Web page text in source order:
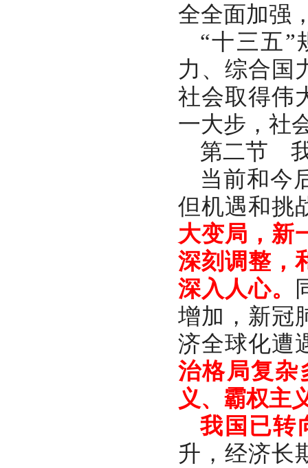
全全面加强
“十三五”
力、综合国
社会取得伟
一大步，社
第二节
当前和今
但机遇和挑
大变局，新
深刻调整，
深入人心。
增加，新冠
济全球化遭
治格局复杂
义、霸权主
我国已转
升，经济长